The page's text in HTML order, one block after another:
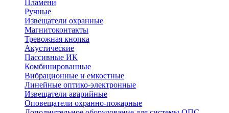
Пламени
Ручные
Извещатели охранные
Магнитоконтакты
Тревожная кнопка
Акустические
Пассивные ИК
Комбинированные
Вибрационные и емкостные
Линейные оптико-электронные
Извещатели аварийные
Оповещатели охранно-пожарные